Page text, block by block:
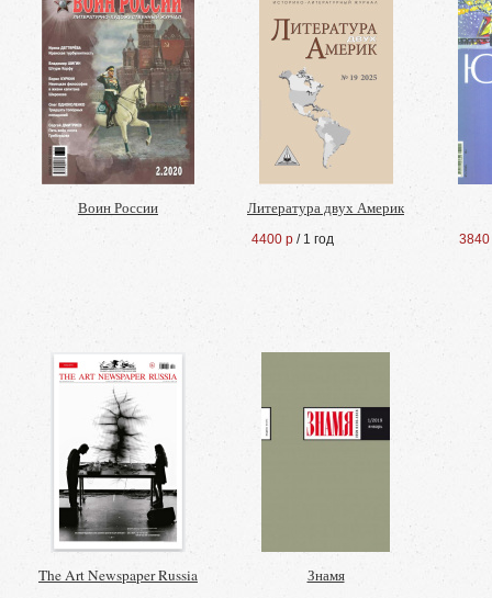
Воин России Литература двух Америк
4400 р / 1 год 3840
The Art Newspaper Russia Знамя